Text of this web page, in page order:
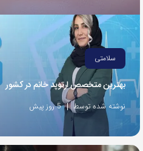
اشتراک
بگذارید.
کپی
لینک
سلامتی
بهترین متخصص ارتوپد خانم در کشور
نوشته شده توسط 5 روز پیش